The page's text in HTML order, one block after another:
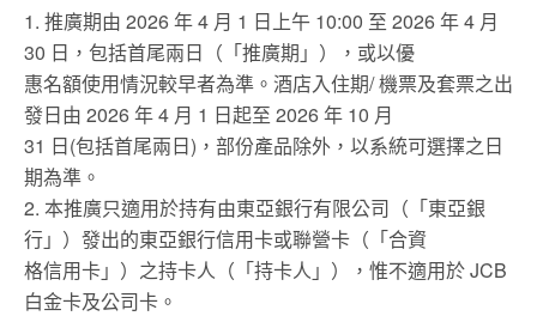
1. 推廣期由 2026 年 4 月 1 日上午 10:00 至 2026 年 4 月
30 日，包括首尾兩日（「推廣期」），或以優
惠名額使用情況較早者為準。酒店入住期/ 機票及套票之出
發日由 2026 年 4 月 1 日起至 2026 年 10 月
31 日(包括首尾兩日)，部份產品除外，以系統可選擇之日
期為準。
2. 本推廣只適用於持有由東亞銀行有限公司（「東亞銀
行」）發出的東亞銀行信用卡或聯營卡（「合資
格信用卡」）之持卡人（「持卡人」），惟不適用於 JCB
白金卡及公司卡。